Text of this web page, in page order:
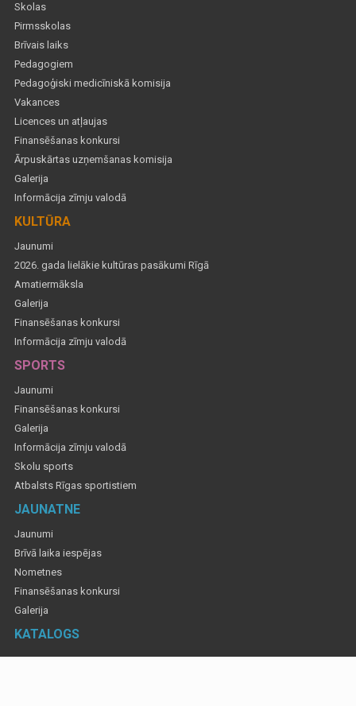
Skolas
Pirmsskolas
Brīvais laiks
Pedagogiem
Pedagoģiski medicīniskā komisija
Vakances
Licences un atļaujas
Finansēšanas konkursi
Ārpuskārtas uzņemšanas komisija
Galerija
Informācija zīmju valodā
KULTŪRA
Jaunumi
2026. gada lielākie kultūras pasākumi Rīgā
Amatiermāksla
Galerija
Finansēšanas konkursi
Informācija zīmju valodā
SPORTS
Jaunumi
Finansēšanas konkursi
Galerija
Informācija zīmju valodā
Skolu sports
Atbalsts Rīgas sportistiem
JAUNATNE
Jaunumi
Brīvā laika iespējas
Nometnes
Finansēšanas konkursi
Galerija
KATALOGS